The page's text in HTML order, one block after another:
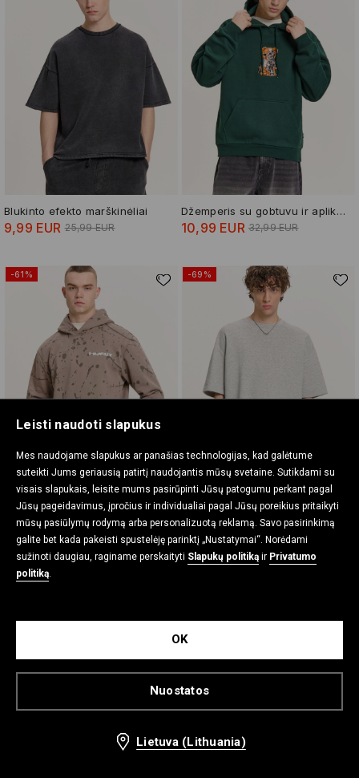
Leisti naudoti slapukus
Mes naudojame slapukus ar panašias technologijas, kad galėtume
suteikti Jums geriausią patirtį naudojantis mūsų svetaine. Sutikdami su
visais slapukais, leisite mums pasirūpinti Jūsų patogumu perkant pagal
Jūsų pageidavimus, įpročius ir individualiai pagal Jūsų poreikius pritaikyti
mūsų pasiūlymų rodymą arba personalizuotą reklamą. Savo pasirinkimą
galite bet kada pakeisti spustelėję parinktį „Nustatymai“. Norėdami
sužinoti daugiau, raginame perskaityti Slapukų politiką ir Privatumo
politiką.
Nuostatos
OK
Lietuva (Lithuania)
Blukinto efekto marškinėliai
9,99 EUR 25,99 EUR
Džemperis su gobtuvu ir aplikacija
10,99 EUR 32,99 EUR
-61%
Džemperis su gobtuvu ir piešiniu
12,99 EUR 32,99 EUR
-69%
Vienspalviai marškinėliai
7,99 EUR 25,99 EUR
-65%